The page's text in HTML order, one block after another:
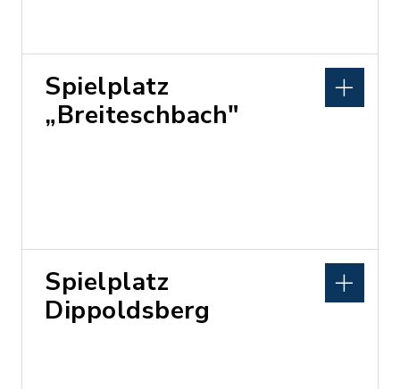
Spielplatz
„Breiteschbach"
Spielplatz
Dippoldsberg